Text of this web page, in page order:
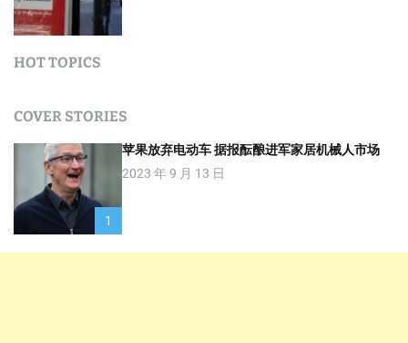
HOT TOPICS
COVER STORIES
1
苹果放弃电动车 据报酝酿进军家居机械人市场
2023 年 9 月 13 日